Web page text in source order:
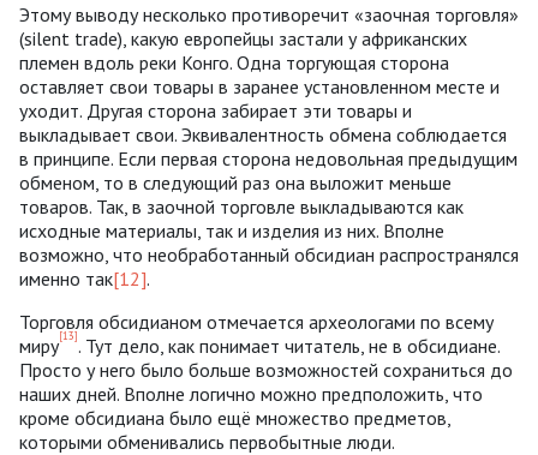
Этому выводу несколько противоречит «заочная торговля»
(silent trade), какую европейцы застали у африканских
племен вдоль реки Конго. Одна торгующая сторона
оставляет свои товары в заранее установленном месте и
уходит. Другая сторона забирает эти товары и
выкладывает свои. Эквивалентность обмена соблюдается
в принципе. Если первая сторона недовольная предыдущим
обменом, то в следующий раз она выложит меньше
товаров. Так, в заочной торговле выкладываются как
исходные материалы, так и изделия из них. Вполне
возможно, что необработанный обсидиан распространялся
именно так[12].
Торговля обсидианом отмечается археологами по всему
миру[13]. Тут дело, как понимает читатель, не в обсидиане.
Просто у него было больше возможностей сохраниться до
наших дней. Вполне логично можно предположить, что
кроме обсидиана было ещё множество предметов,
которыми обменивались первобытные люди.